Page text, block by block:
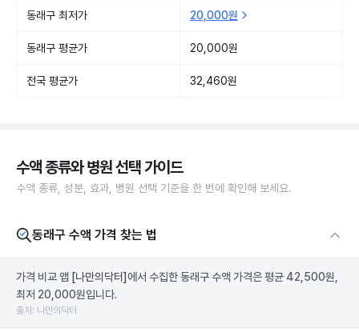
동래구 최저가 20,000원
동래구 평균가 20,000원
전국 평균가 32,460원
수액 종류와 병원 선택 가이드
수액 종류, 성분, 효과, 병원 선택 기준을 한 번에 확인해 보세요.
동래구 수액 가격 찾는 법
가격 비교 앱 [나만의닥터] 에서 수집한 동래구 수액 가격은 평균 42,500원,
최저 20,000원입니다.
출처: 나만의닥터